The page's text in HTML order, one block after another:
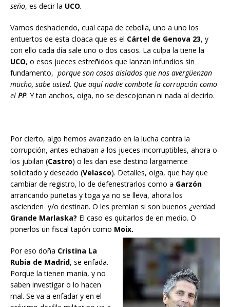
seño, es decir la UCO.
Vamos deshaciendo, cual capa de cebolla, uno a uno los
entuertos de esta cloaca que es el Cártel de Genova 23, y
con ello cada día sale uno o dos casos. La culpa la tiene la
UCO, o esos jueces estreñidos que lanzan infundios sin
fundamento, porque son casos aislados que nos avergüenzan
mucho, sabe usted. Que aquí nadie combate la corrupción como
el PP. Y tan anchos, oiga, no se descojonan ni nada al decirlo.
Por cierto, algo hemos avanzado en la lucha contra la
corrupción, antes echaban a los jueces incorruptibles, ahora o
los jubilan (Castro) o les dan ese destino largamente
solicitado y deseado (Velasco). Detalles, oiga, que hay que
cambiar de registro, lo de defenestrarlos como a Garzón
arrancando puñetas y toga ya no se lleva, ahora los
ascienden y/o destinan. O les premian si son buenos ¿verdad
Grande Marlaska? El caso es quitarlos de en medio. O
ponerlos un fiscal tapón como Moix.
Por eso doña Cristina La
Rubia de Madrid, se enfada.
Porque la tienen manía, y no
saben investigar o lo hacen
mal. Se va a enfadar y en el